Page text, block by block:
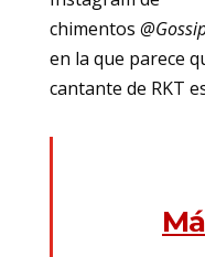
chimentos
en la que parece
cantante de RKT